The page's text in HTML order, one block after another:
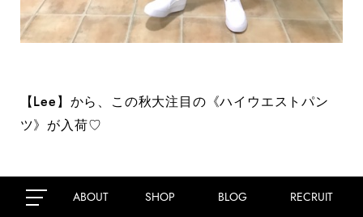
ABOUT SHOP BLOG RECRUIT
【Lee】から、この秋大注目の《ハイウエストパン
ツ》が入荷♡